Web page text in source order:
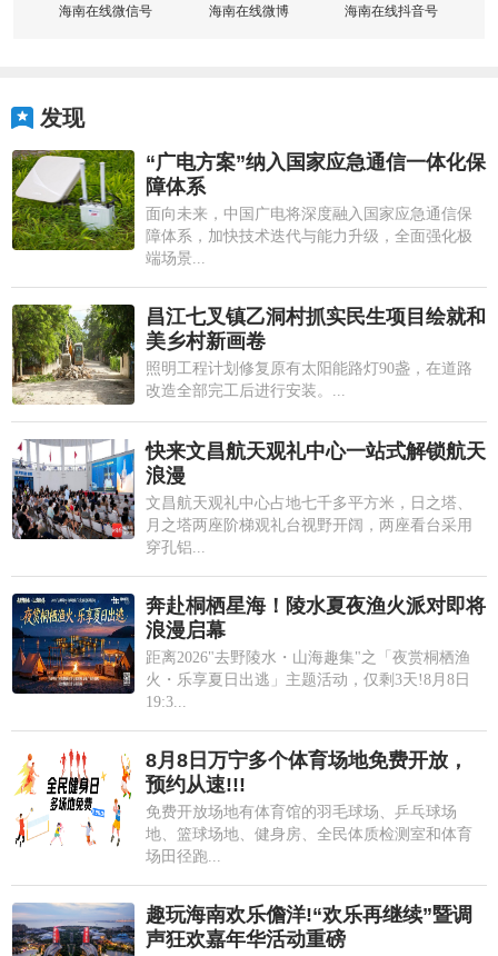
海南在线微信号 海南在线微博 海南在线抖音号
发现
“广电方案”纳入国家应急通信一体化保
障体系
面向未来，中国广电将深度融入国家应急通信保
障体系，加快技术迭代与能力升级，全面强化极
端场景...
昌江七叉镇乙洞村抓实民生项目绘就和
美乡村新画卷
照明工程计划修复原有太阳能路灯90盏，在道路
改造全部完工后进行安装。...
快来文昌航天观礼中心一站式解锁航天
浪漫
文昌航天观礼中心占地七千多平方米，日之塔、
月之塔两座阶梯观礼台视野开阔，两座看台采用
穿孔铝...
奔赴桐栖星海！陵水夏夜渔火派对即将
浪漫启幕
距离2026"去野陵水・山海趣集"之「夜赏桐栖渔
火・乐享夏日出逃」主题活动，仅剩3天!8月8日
19:3...
8月8日万宁多个体育场地免费开放，
预约从速!!!
免费开放场地有体育馆的羽毛球场、乒乓球场
地、篮球场地、健身房、全民体质检测室和体育
场田径跑...
趣玩海南欢乐儋洋!“欢乐再继续”暨调
声狂欢嘉年华活动重磅